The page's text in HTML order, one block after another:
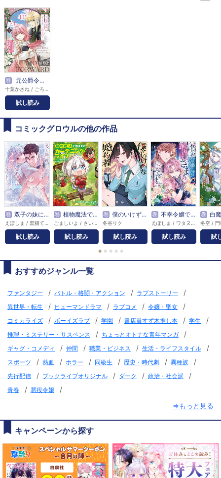
巻 元公爵令嬢フェリシアは前を向く 婚約者がお姉様に恋してしまったので、500年後の世界で幸せになります
試し読み
コミックグロウルの他の作品
巻 双子の妹に殺された姉、二度目の人生は初恋のイケおじ王弟にフルベットします！
試し読み
巻 植物魔法で気ままにガーデニング・ライフ ～ハクと精霊さんたちの植物園～
試し読み
巻 僕のいけずな婚約者
冬谷リク
試し読み
巻 不幸令嬢ですが華麗にざまぁしてみせます アンソロジーコミック
試し読み
巻 白魔女さんとの辺境
試
● ● ● ● ●
おすすめジャンル一覧
ファンタジー / バトル・格闘・アクション / ラブストーリー /
異世界・転生 / ヒューマンドラマ / ラブコメ / 令嬢・聖女 /
コミカライズ / ボーイズラブ / 学園 / 書店員すず木推し本 / 学生 /
推理・ミステリー・サスペンス / ちょっとオトナな青年マンガ /
ギャグ・コメディ / 仲間 / 職業・ビジネス / 生活・ライフスタイル /
スポーツ / 熱血 / ホラー / 同級生 / 歴史・時代劇 / 異種族 /
先行配信 / ブックライブオリジナル / ダーク / 政治・社会派 /
青春 / 悪役令嬢
/
⇒もっと見る
キャンペーンから探す